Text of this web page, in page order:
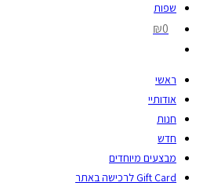
שפות
₪0
ראשי
אודותיי
חנות
חדש
מבצעים מיוחדים
Gift Card לרכישה באתר